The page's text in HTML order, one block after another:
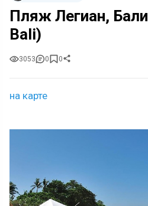
Пляж Легиан,
Bali)
3053 0 0
на карте